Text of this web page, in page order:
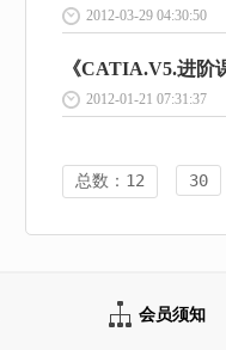
2012-03-29 04:30:50
《CATIA.V5.进阶
2012-01-21 07:31:37
总数：12 30
会员须知